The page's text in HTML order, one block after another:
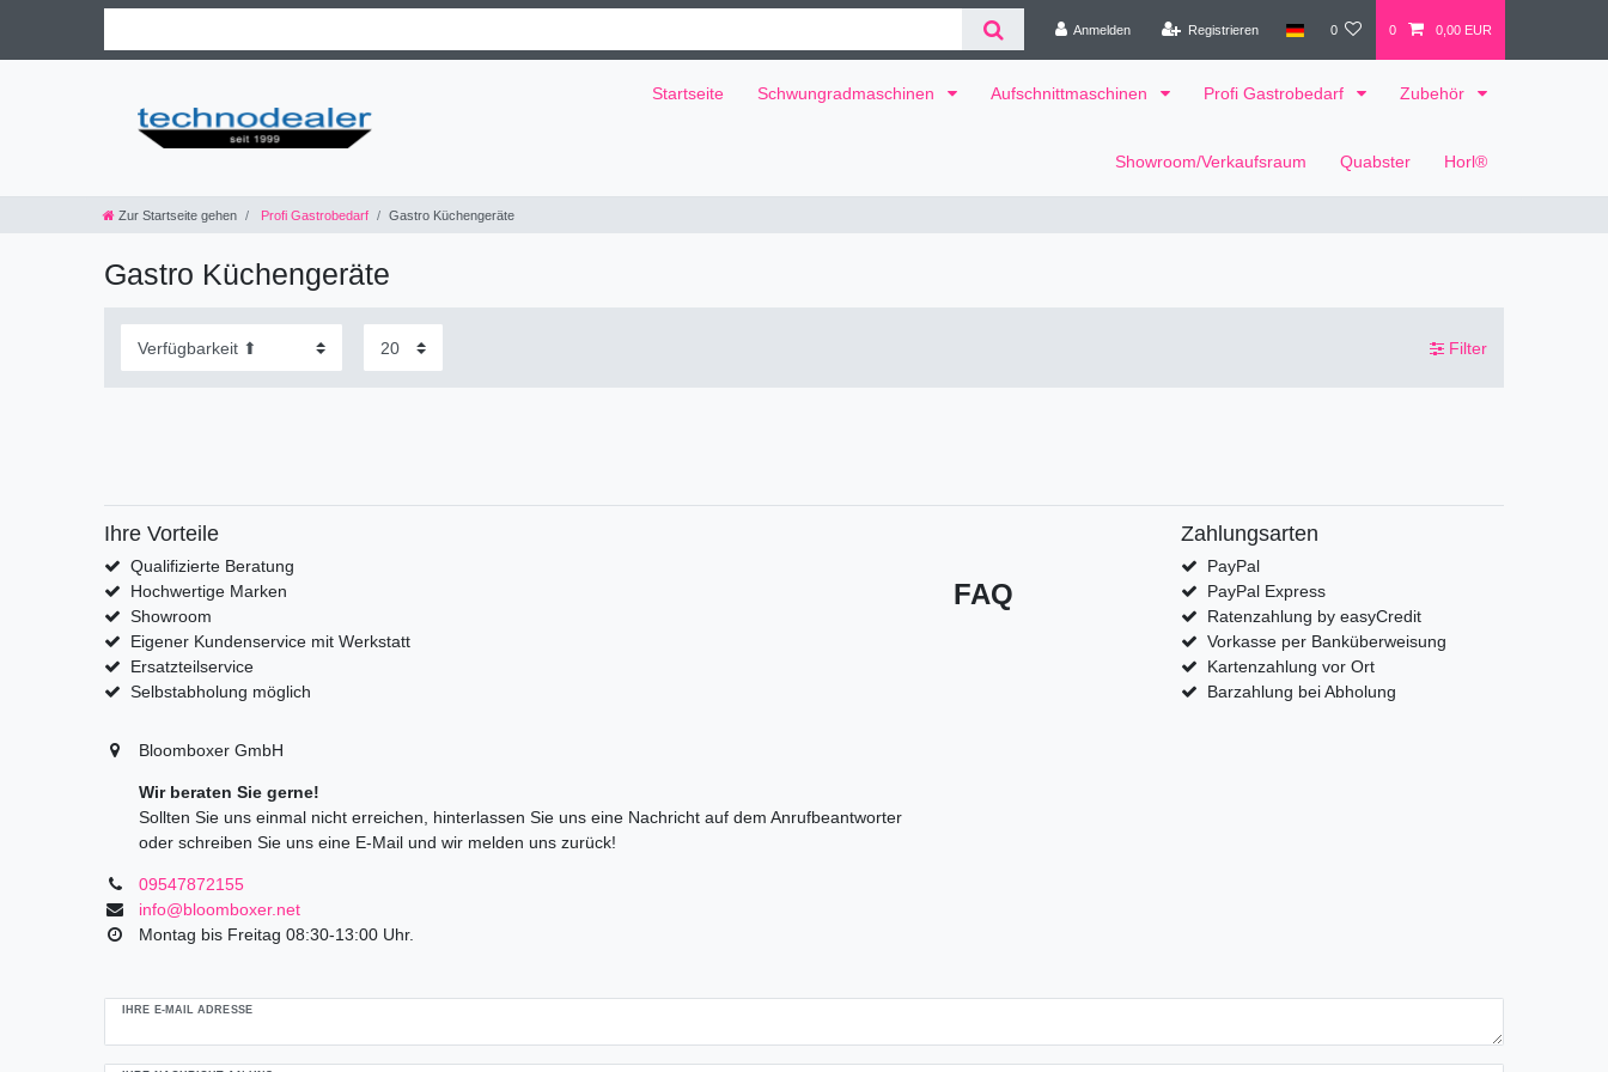
Anmelden Registrieren 0 0 0,00 EUR
Startseite Schwungradmaschinen Aufschnittmaschinen Profi Gastrobedarf Zubehör
Showroom/Verkaufsraum Quabster Horl®
Zur Startseite gehen Profi Gastrobedarf Gastro Küchengeräte
Gastro Küchengeräte
Filter
Ihre Vorteile
Qualifizierte Beratung
Hochwertige Marken
Showroom
Eigener Kundenservice mit Werkstatt
Ersatzteilservice
Selbstabholung möglich
FAQ
Zahlungsarten
PayPal
PayPal Express
Ratenzahlung by easyCredit
Vorkasse per Banküberweisung
Kartenzahlung vor Ort
Barzahlung bei Abholung
Bloomboxer GmbH
Wir beraten Sie gerne!
Sollten Sie uns einmal nicht erreichen, hinterlassen Sie uns eine Nachricht auf dem Anrufbeantworter
oder schreiben Sie uns eine E-Mail und wir melden uns zurück!
09547872155
info@bloomboxer.net
Montag bis Freitag 08:30-13:00 Uhr.
IHRE E-MAIL ADRESSE
Ceres::Template.mailFormHoneypotLabel